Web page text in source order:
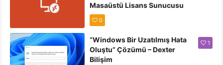
Masaüstü Lisans Sunucusu
olmadığından” Hatası
Çözümü
0
“Windows Bir Uzatılmış Hata
Oluştu” Çözümü – Dexter
Bilişim
1